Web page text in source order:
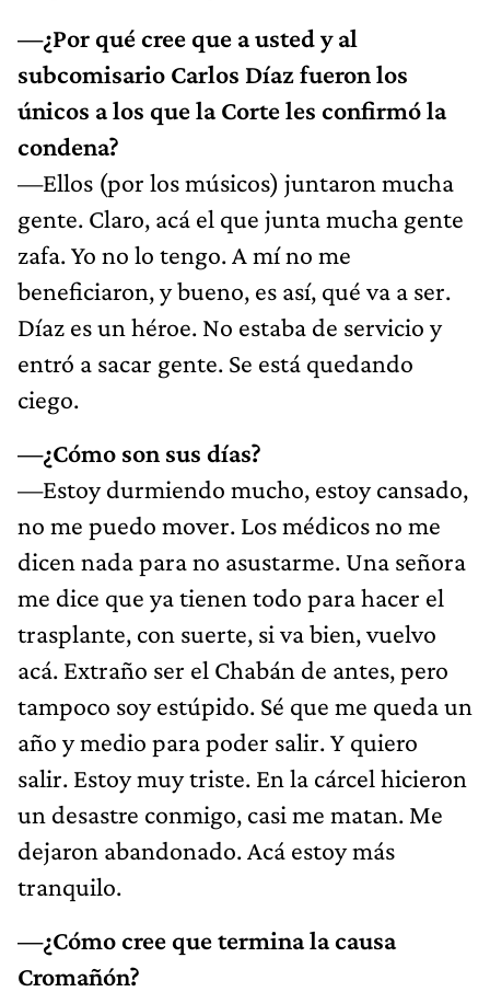
—¿Por qué cree que a usted y al
subcomisario Carlos Díaz fueron los
únicos a los que la Corte les confirmó la
condena?
—Ellos (por los músicos) juntaron mucha
gente. Claro, acá el que junta mucha gente
zafa. Yo no lo tengo. A mí no me
beneficiaron, y bueno, es así, qué va a ser.
Díaz es un héroe. No estaba de servicio y
entró a sacar gente. Se está quedando
ciego.
—¿Cómo son sus días?
—Estoy durmiendo mucho, estoy cansado,
no me puedo mover. Los médicos no me
dicen nada para no asustarme. Una señora
me dice que ya tienen todo para hacer el
trasplante, con suerte, si va bien, vuelvo
acá. Extraño ser el Chabán de antes, pero
tampoco soy estúpido. Sé que me queda un
año y medio para poder salir. Y quiero
salir. Estoy muy triste. En la cárcel hicieron
un desastre conmigo, casi me matan. Me
dejaron abandonado. Acá estoy más
tranquilo.
—¿Cómo cree que termina la causa
Cromañón?